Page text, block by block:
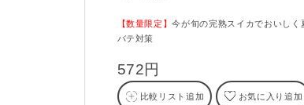
【数量限定】今が旬の完熟スイカでおいしく
バテ対策
572円
比較リスト追加 お気に入り追加